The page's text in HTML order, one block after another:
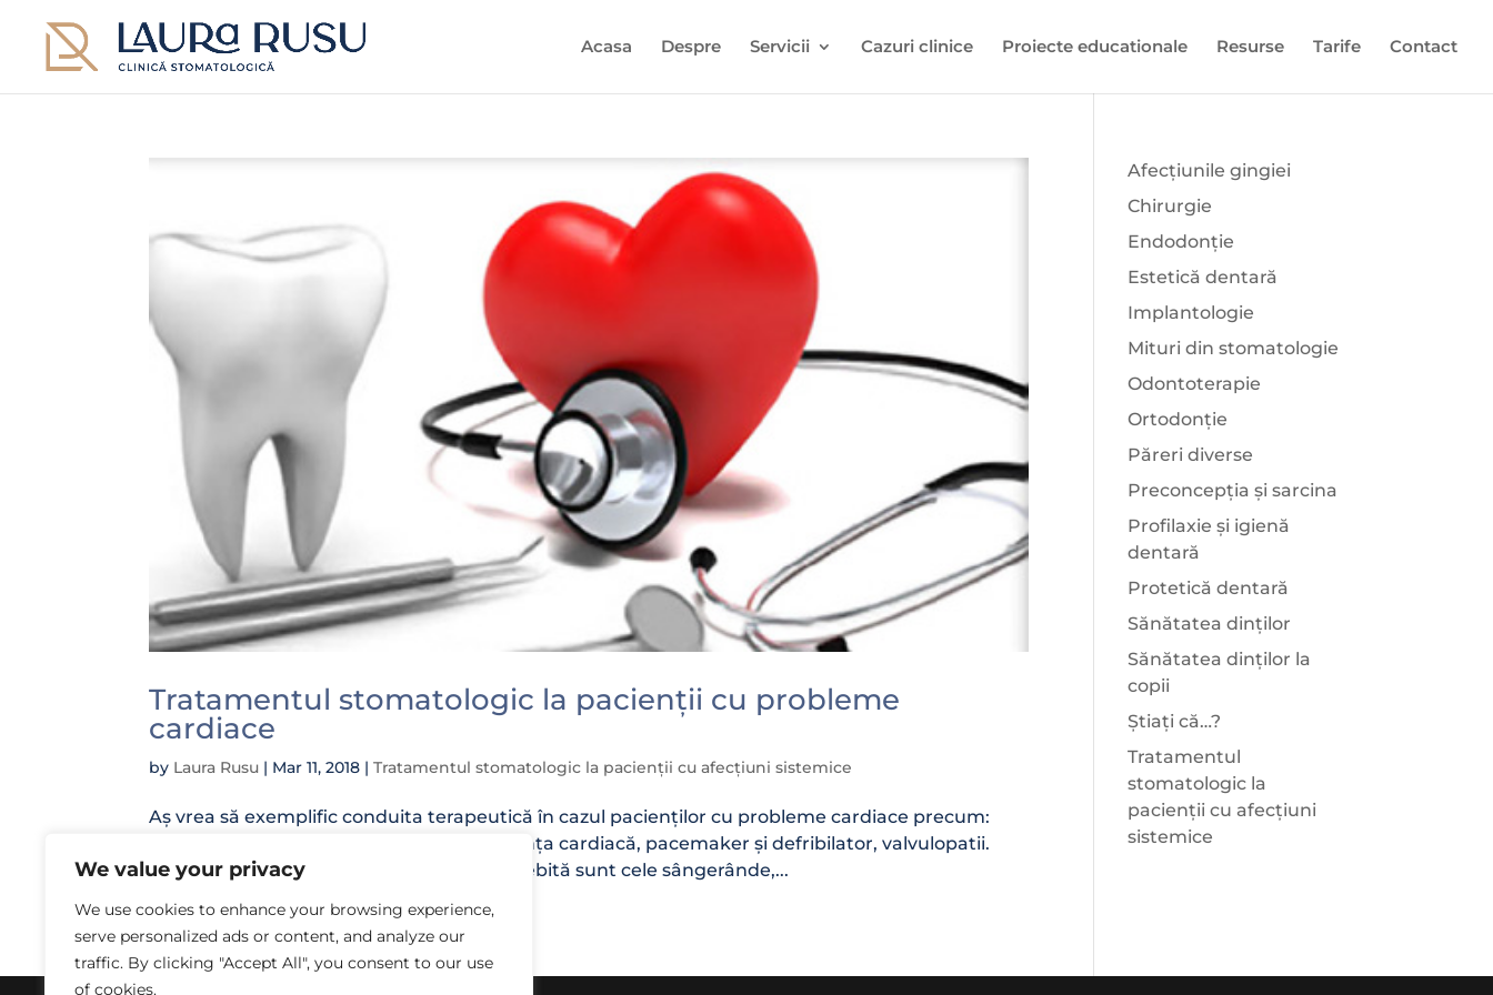
We value your privacy
We use cookies to enhance your browsing experience,
serve personalized ads or content, and analyze our
traffic. By clicking "Accept All", you consent to our use
of cookies.
Acasa Despre Servicii Cazuri clinice Proiecte educationale Resurse Tarife Contact
Tratamentul stomatologic la pacienții cu probleme
cardiace
by Laura Rusu | Mar 11, 2018 |Tratamentul stomatologic la pacienții cu afecțiuni sistemice
Aș vrea să exemplific conduita terapeutică în cazul pacienților cu probleme cardiace precum:
cardiopatiile ischemice, aritmiile, insuficiența cardiacă, pacemaker și defribilator, valvulopatii.
Manoperele la care se cere o atenție deosebită sunt cele sângerânde,...
Afecțiunile gingiei
Chirurgie
Endodonție
Estetică dentară
Implantologie
Mituri din stomatologie
Odontoterapie
Ortodonție
Păreri diverse
Preconcepția și sarcina
Profilaxie și igienă
dentară
Protetică dentară
Sănătatea dinților
Sănătatea dinților la
copii
Știați că…?
Tratamentul
stomatologic la
pacienții cu afecțiuni
sistemice